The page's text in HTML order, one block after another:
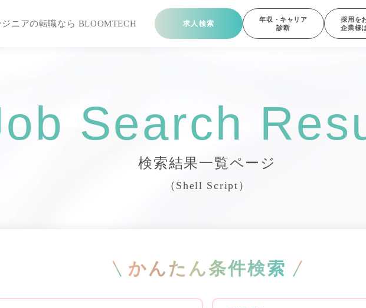
ニアの転職なら BLOOMTECH 求人検索
年収・キャリア
診断
採用を
企業様
Search
検索結果一覧ページ
（Shell Script）
かんたん条件検索